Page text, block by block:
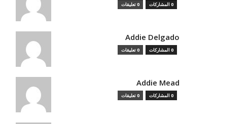
0 المشاركات 0 تعليقات
Addie Delgado
0 المشاركات 0 تعليقات
Addie Mead
0 المشاركات 0 تعليقات